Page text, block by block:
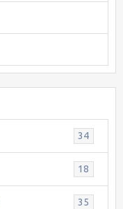
34
18
35